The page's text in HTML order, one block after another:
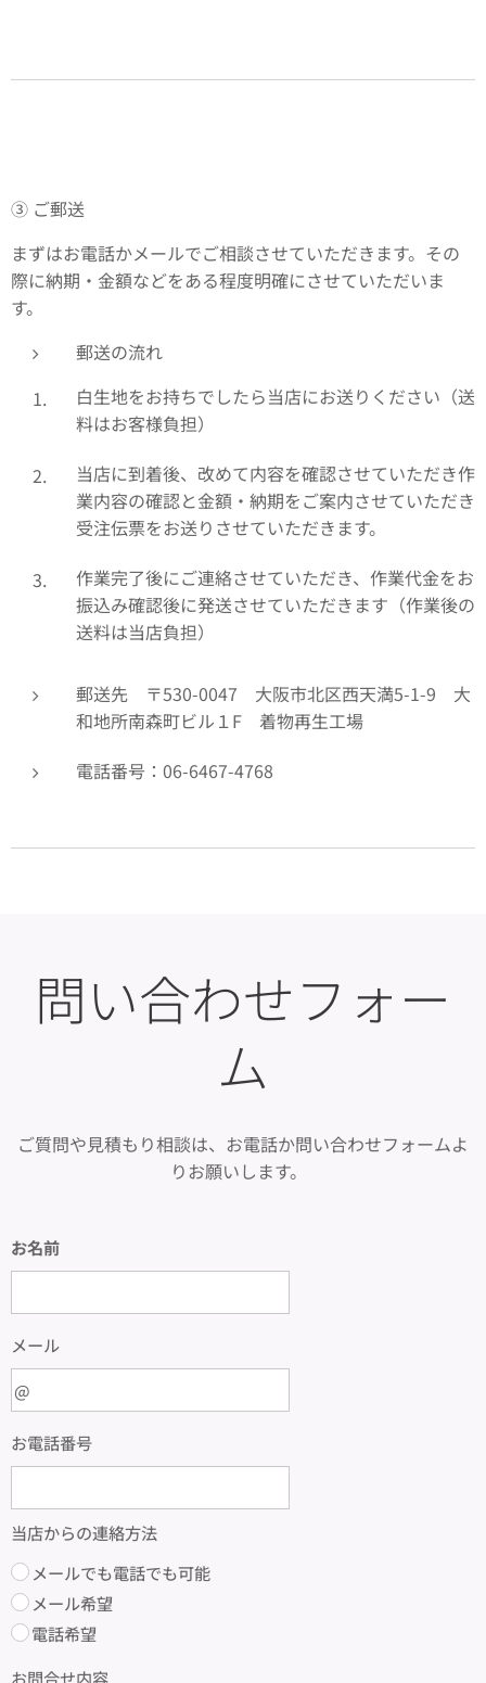
③ ご郵送
まずはお電話かメールでご相談させていただきます。その
際に納期・金額などをある程度明確にさせていただいま
す。
郵送の流れ
白生地をお持ちでしたら当店にお送りください（送
料はお客様負担）
当店に到着後、改めて内容を確認させていただき作
業内容の確認と金額・納期をご案内させていただき
受注伝票をお送りさせていただきます。
作業完了後にご連絡させていただき、作業代金をお
振込み確認後に発送させていただきます（作業後の
送料は当店負担）
郵送先 〒530-0047 大阪市北区西天満5-1-9 大
和地所南森町ビル１F 着物再生工場
電話番号：06-6467-4768
問い合わせフォー
ム
ご質問や見積もり相談は、お電話か問い合わせフォームよ
りお願いします。
お名前
メール
お電話番号
当店からの連絡方法
メールでも電話でも可能
メール希望
電話希望
お問合せ内容